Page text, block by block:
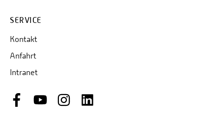
SERVICE
Kontakt
Anfahrt
Intranet